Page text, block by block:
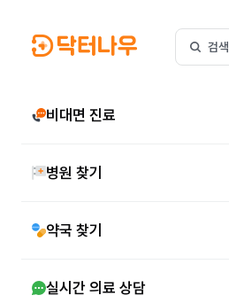
검색
비대면 진료
병원 찾기
약국 찾기
실시간 의료 상담